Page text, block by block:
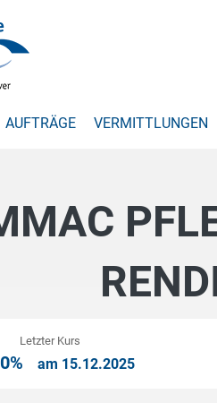
AUFTRÄGE VERMITTLUNGEN
Letzter Kurs
am 15.12.2025